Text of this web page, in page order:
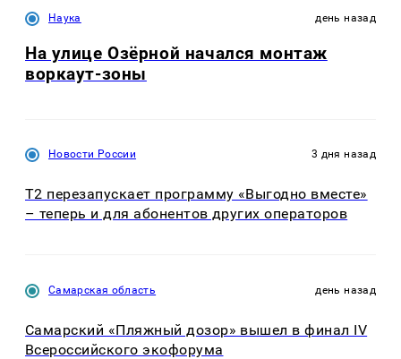
Наука день назад
На улице Озëрной начался монтаж
воркаут-зоны
Новости России 3 дня назад
Т2 перезапускает программу «Выгодно вместе»
– теперь и для абонентов других операторов
Самарская область день назад
Самарский «Пляжный дозор» вышел в финал IV
Всероссийского экофорума